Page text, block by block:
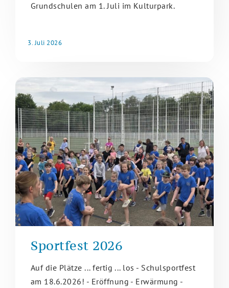
Grundschulen am 1. Juli im Kulturpark.
3. Juli 2026
Sportfest 2026
Auf die Plätze ... fertig ... los - Schulsportfest
am 18.6.2026! - Eröffnung - Erwärmung -